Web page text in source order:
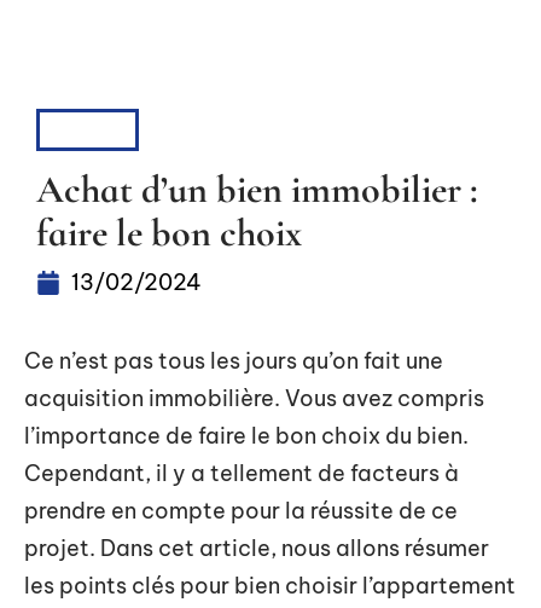
Achat d’un bien immobilier :
faire le bon choix
13/02/2024
Ce n’est pas tous les jours qu’on fait une
acquisition immobilière. Vous avez compris
l’importance de faire le bon choix du bien.
Cependant, il y a tellement de facteurs à
prendre en compte pour la réussite de ce
projet. Dans cet article, nous allons résumer
les points clés pour bien choisir l’appartement